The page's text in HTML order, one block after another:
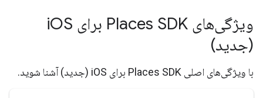
ویژگی‌های Places SDK برای i
OS
(جدید)
با ویژگی‌های اصلی Places SDK برای iOS (جدید) آشنا شوید.